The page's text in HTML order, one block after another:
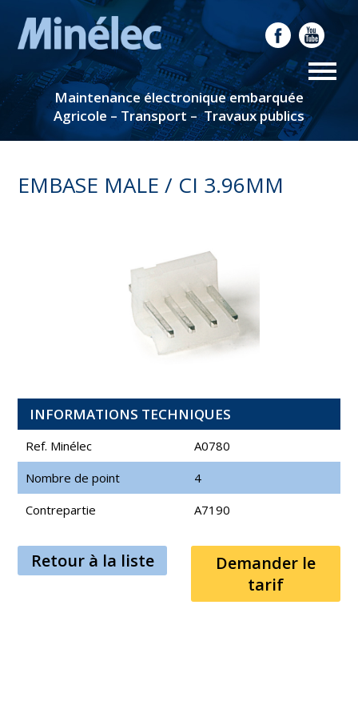
Maintenance électronique embarquée
Agricole – Transport – Travaux publics
EMBASE MALE / CI 3.96MM
INFORMATIONS TECHNIQUES
Ref. Minélec
A0780
Nombre de point
4
Contrepartie
A7190
Retour à la liste
Demander le
tarif